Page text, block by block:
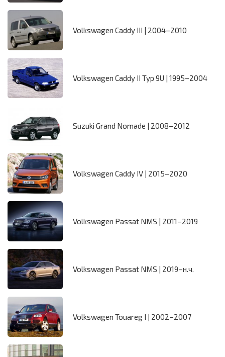
Volkswagen Caddy III | 2004–2010
Volkswagen Caddy II Typ 9U | 1995–2004
Suzuki Grand Nomade | 2008–2012
Volkswagen Caddy IV | 2015–2020
Volkswagen Passat NMS | 2011–2019
Volkswagen Passat NMS | 2019–н.ч.
Volkswagen Touareg I | 2002–2007